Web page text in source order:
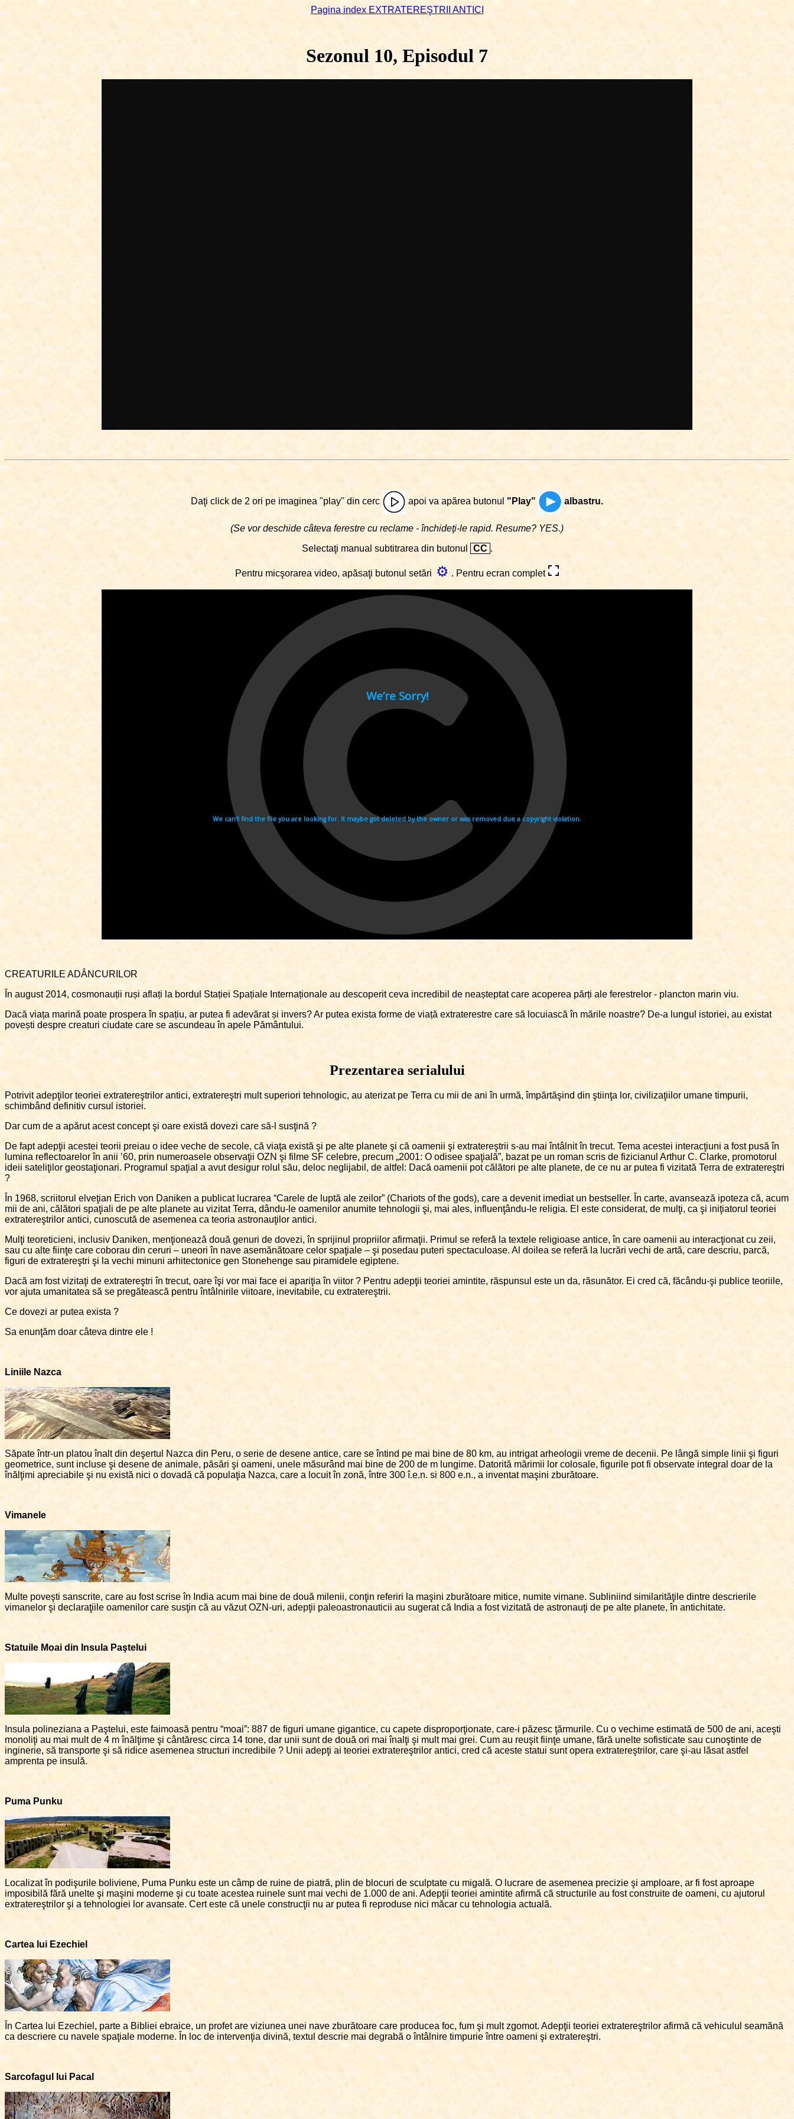
Pagina index EXTRATEREŞTRII ANTICI
Sezonul 10, Episodul 7
Daţi click de 2 ori pe imaginea "play" din cerc apoi va apărea butonul "Play" albastru.
(Se vor deschide câteva ferestre cu reclame - închideţi-le rapid. Resume? YES.)
Selectaţi manual subtitrarea din butonul
CC .
Pentru micşorarea video, apăsaţi butonul setări ⚙ . Pentru ecran complet
CREATURILE ADÂNCURILOR
În august 2014, cosmonauții ruși aflați la bordul Stației Spațiale Internaționale au descoperit ceva incredibil de neașteptat care acoperea părți ale ferestrelor - plancton marin viu.
Dacă viața marină poate prospera în spațiu, ar putea fi adevărat și invers? Ar putea exista forme de viață extraterestre care să locuiască în mările noastre? De-a lungul istoriei, au existat
povești despre creaturi ciudate care se ascundeau în apele Pământului.
Prezentarea serialului
Potrivit adepţilor teoriei extratereştrilor antici, extratereştri mult superiori tehnologic, au aterizat pe Terra cu mii de ani în urmă, împărtăşind din ştiinţa lor, civilizaţiilor umane timpurii,
schimbând definitiv cursul istoriei.
Dar cum de a apărut acest concept şi oare există dovezi care să-l susţină ?
De fapt adepţii acestei teorii preiau o idee veche de secole, că viaţa există şi pe alte planete şi că oamenii şi extratereştrii s-au mai întâlnit în trecut. Tema acestei interacţiuni a fost pusă în
lumina reflectoarelor în anii ’60, prin numeroasele observaţii OZN şi filme SF celebre, precum „2001: O odisee spaţială”, bazat pe un roman scris de fizicianul Arthur C. Clarke, promotorul
ideii sateliţilor geostaţionari. Programul spaţial a avut desigur rolul său, deloc neglijabil, de altfel: Dacă oamenii pot călători pe alte planete, de ce nu ar putea fi vizitată Terra de extratereştri
?
În 1968, scriitorul elveţian Erich von Daniken a publicat lucrarea “Carele de luptă ale zeilor” (Chariots of the gods), care a devenit imediat un bestseller. În carte, avansează ipoteza că, acum
mii de ani, călători spaţiali de pe alte planete au vizitat Terra, dându-le oamenilor anumite tehnologii şi, mai ales, influenţându-le religia. El este considerat, de mulţi, ca şi iniţiatorul teoriei
extratereştrilor antici, cunoscută de asemenea ca teoria astronauţilor antici.
Mulţi teoreticieni, inclusiv Daniken, menţionează două genuri de dovezi, în sprijinul propriilor afirmaţii. Primul se referă la textele religioase antice, în care oamenii au interacţionat cu zeii,
sau cu alte fiinţe care coborau din ceruri – uneori în nave asemănătoare celor spaţiale – şi posedau puteri spectaculoase. Al doilea se referă la lucrări vechi de artă, care descriu, parcă,
figuri de extratereştri şi la vechi minuni arhitectonice gen Stonehenge sau piramidele egiptene.
Dacă am fost vizitaţi de extratereştri în trecut, oare îşi vor mai face ei apariţia în viitor ? Pentru adepţii teoriei amintite, răspunsul este un da, răsunător. Ei cred că, făcându-şi publice teoriile,
vor ajuta umanitatea să se pregătească pentru întâlnirile viitoare, inevitabile, cu extratereştrii.
Ce dovezi ar putea exista ?
Sa enunţăm doar câteva dintre ele !
Liniile Nazca
Săpate într-un platou înalt din deşertul Nazca din Peru, o serie de desene antice, care se întind pe mai bine de 80 km, au intrigat arheologii vreme de decenii. Pe lângă simple linii şi figuri
geometrice, sunt incluse şi desene de animale, păsări şi oameni, unele măsurând mai bine de 200 de m lungime. Datorită mărimii lor colosale, figurile pot fi observate integral doar de la
înălţimi apreciabile şi nu există nici o dovadă că populaţia Nazca, care a locuit în zonă, între 300 î.e.n. si 800 e.n., a inventat maşini zburătoare.
Vimanele
Multe poveşti sanscrite, care au fost scrise în India acum mai bine de două milenii, conţin referiri la maşini zburătoare mitice, numite vimane. Subliniind similarităţile dintre descrierile
vimanelor şi declaraţiile oamenilor care susţin că au văzut OZN-uri, adepţii paleoastronauticii au sugerat că India a fost vizitată de astronauţi de pe alte planete, în antichitate.
Statuile Moai din Insula Paştelui
Insula polineziana a Paştelui, este faimoasă pentru “moai”: 887 de figuri umane gigantice, cu capete disproporţionate, care-i păzesc ţărmurile. Cu o vechime estimată de 500 de ani, aceşti
monoliţi au mai mult de 4 m înălţime şi cântăresc circa 14 tone, dar unii sunt de două ori mai înalţi şi mult mai grei. Cum au reuşit fiinţe umane, fără unelte sofisticate sau cunoştinte de
inginerie, să transporte şi să ridice asemenea structuri incredibile ? Unii adepţi ai teoriei extratereştrilor antici, cred că aceste statui sunt opera extratereştrilor, care şi-au lăsat astfel
amprenta pe insulă.
Puma Punku
Localizat în podişurile boliviene, Puma Punku este un câmp de ruine de piatră, plin de blocuri de sculptate cu migală. O lucrare de asemenea precizie şi amploare, ar fi fost aproape
imposibilă fără unelte şi maşini moderne şi cu toate acestea ruinele sunt mai vechi de 1.000 de ani. Adepţii teoriei amintite afirmă că structurile au fost construite de oameni, cu ajutorul
extratereştrilor şi a tehnologiei lor avansate. Cert este că unele construcţii nu ar putea fi reproduse nici măcar cu tehnologia actuală.
Cartea lui Ezechiel
În Cartea lui Ezechiel, parte a Bibliei ebraice, un profet are viziunea unei nave zburătoare care producea foc, fum şi mult zgomot. Adepţii teoriei extratereştrilor afirmă că vehiculul seamănă
ca descriere cu navele spaţiale moderne. În loc de intervenţia divină, textul descrie mai degrabă o întâlnire timpurie între oameni şi extratereştri.
Sarcofagul lui Pacal